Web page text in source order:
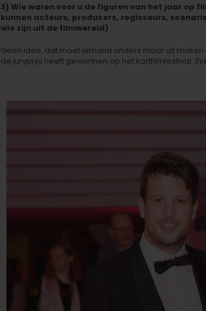
3) Wie waren voor u de figuren van het jaar op
kunnen acteurs, producers, regisseurs,
wie zijn uit de filmwereld)
Geen idee, dat moet iemand anders maar uit
de juryprijs heeft gewonnen op het kortfilmfestival.